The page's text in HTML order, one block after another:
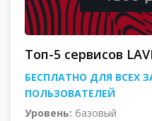
Топ-5 сервисов
БЕСПЛАТНО ДЛЯ ВСЕХ
ПОЛЬЗОВАТЕЛЕЙ
Уровень: базовый